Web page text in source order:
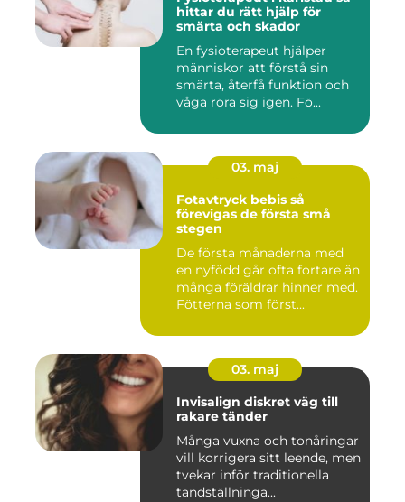
hittar du rätt hjälp för
smärta och skador
En fysioterapeut hjälper
människor att förstå sin
smärta, återfå funktion och
våga röra sig igen. Fö...
03. maj
Fotavtryck bebis så
förevigas de första små
stegen
De första månaderna med
en nyfödd går ofta fortare än
många föräldrar hinner med.
Fötterna som först...
03. maj
Invisalign diskret väg till
rakare tänder
Många vuxna och tonåringar
vill korrigera sitt leende, men
tvekar inför traditionella
tandställninga...